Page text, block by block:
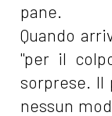
pane.
Quando
"per il
sorprese. Il
nessun